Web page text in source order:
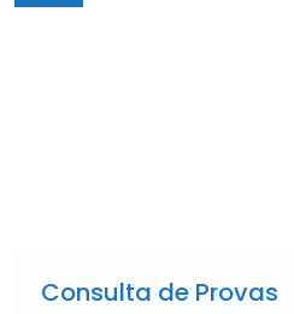
Consulta de Provas